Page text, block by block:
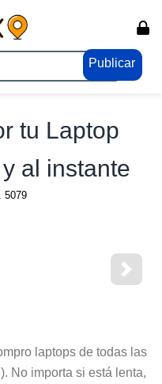
Publicar
tu Laptop
al instante
5079
laptops de todas las
No importa si está lenta,